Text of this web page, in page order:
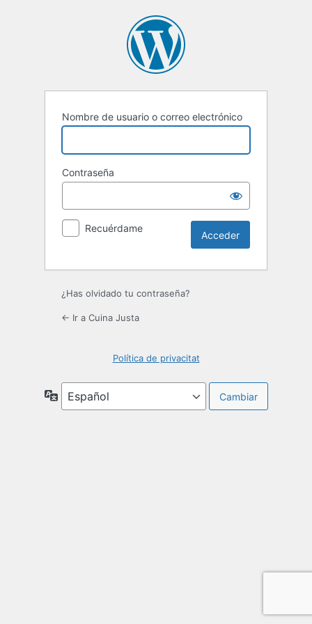
Nombre de usuario o correo electrónico
Contraseña
Recuérdame
¿Has olvidado tu contraseña?
← Ir a Cuina Justa
Política de privacitat
Idioma